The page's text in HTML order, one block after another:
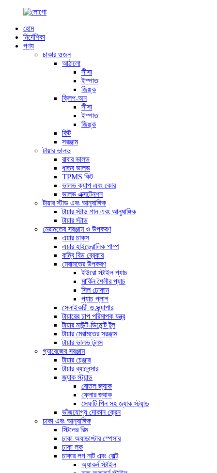
হোম
নির্দেশিকা
পণ্য
চাকার ওজন
আঠালো
সীসা
ইস্পাত
জিঙ্ক
ক্লিপ-অন
সীসা
ইস্পাত
জিঙ্ক
কিট
সরঞ্জাম
টায়ার ভালভ
রাবার ভালভ
ধাতব ভালভ
TPMS কিট
ভালভ ক্যাপ এবং কোর
ভালভ এক্সটেনশন
টায়ার স্টাড এবং আনুষাঙ্গিক
টায়ার স্টাড গান এবং আনুষাঙ্গিক
টায়ার স্টাড
মেরামতের সরঞ্জাম ও উপকরণ
এয়ার চাকস
এয়ার হাইড্রোলিক পাম্প
কম্বি বিড ব্রেকার
মেরামতের উপকরণ
ইউরো স্টাইল প্যাচ
মার্কিন শৈলীর প্যাচ
সিল ঢোকান
প্যাচ প্লাগ
সেলাইকারী ও স্ক্র্যাপার
টায়ারের চাপ পরিমাপক যন্ত্র
টায়ার মাউন্ট-ডিমোন্ট টুল
টায়ার মেরামতের সরঞ্জাম
টায়ার ভালভ টুলস
গ্যারেজের সরঞ্জাম
টায়ার চেঞ্জার
টায়ার ব্যালেন্সার
জ্যাক স্ট্যান্ড
বোতল জ্যাক
ফ্লোর জ্যাক
সেফটি পিন সহ জ্যাক স্ট্যান্ড
ভাঁজযোগ্য দোকান ক্রেন
চাকা এবং আনুষাঙ্গিক
স্টিলের রিম
চাকা অ্যাডাপ্টার স্পেসার
চাকা লক
চাকার লগ নাট এবং বোল্ট
অ্যাকর্ন স্টাইল